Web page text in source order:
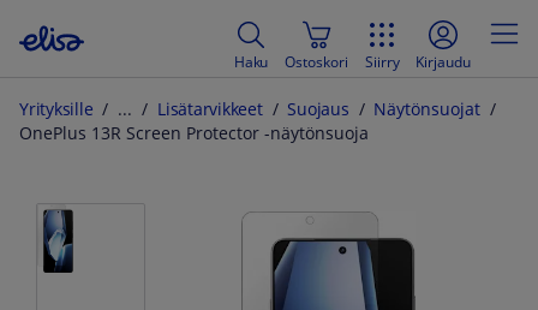
Haku Ostoskori Siirry Kirjaudu
Yrityksille Lisätarvikkeet Suojaus
Näytönsuojat
OnePlus 13R Screen Protector -näytönsuoja